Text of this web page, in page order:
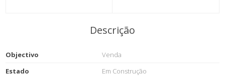
Descrição
Objectivo
Venda
Estado
Em Construção